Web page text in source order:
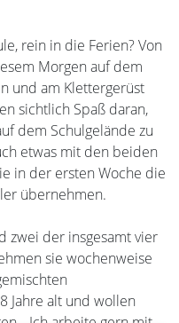
rein in die Ferien? Von
Morgen auf dem
und am Klettergerüst
sichtlich Spaß daran,
dem Schulgelände zu
etwas mit den beiden
in der ersten Woche die
übernehmen.
zwei der insgesamt vier
sie wochenweise
Jahre alt und wollen